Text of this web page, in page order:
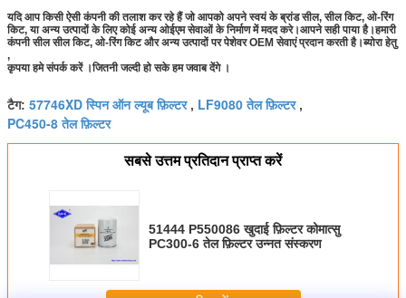
यदि आप किसी ऐसी कंपनी की तलाश कर रहे हैं जो आपको अपने स्वयं के ब्रांड सील, सील किट, ओ-रिंग
किट, या अन्य उत्पादों के लिए कोई अन्य ओईएम सेवाओं के निर्माण में मदद करे।आपने सही पाया है।हमारी
कंपनी सील सील किट, ओ-रिंग किट और अन्य उत्पादों पर पेशेवर OEM सेवाएं प्रदान करती है।ब्योरा हेतु
,
कृपया हमे संपर्क करें ।जितनी जल्दी हो सके हम जवाब देंगे ।
टैग: 57746XD स्पिन ऑन ल्यूब फ़िल्टर, LF9080 तेल फ़िल्टर,
PC450-8 तेल फ़िल्टर
सबसे उत्तम प्रतिदान प्राप्त करें
51444 P550086 खुदाई फ़िल्टर कोमात्सु
PC300-6 तेल फ़िल्टर उन्नत संस्करण